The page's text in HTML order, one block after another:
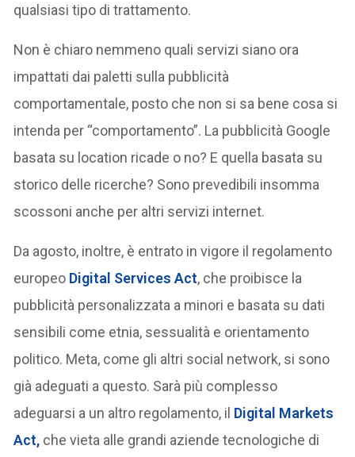
qualsiasi tipo di trattamento.
Non è chiaro nemmeno quali servizi siano ora
impattati dai paletti sulla pubblicità
comportamentale, posto che non si sa bene cosa si
intenda per “comportamento”. La pubblicità Google
basata su location ricade o no? E quella basata su
storico delle ricerche? Sono prevedibili insomma
scossoni anche per altri servizi internet.
Da agosto, inoltre, è entrato in vigore il regolamento
europeo Digital Services Act, che proibisce la
pubblicità personalizzata a minori e basata su dati
sensibili come etnia, sessualità e orientamento
politico. Meta, come gli altri social network, si sono
già adeguati a questo. Sarà più complesso
adeguarsi a un altro regolamento, il Digital Markets
Act, che vieta alle grandi aziende tecnologiche di